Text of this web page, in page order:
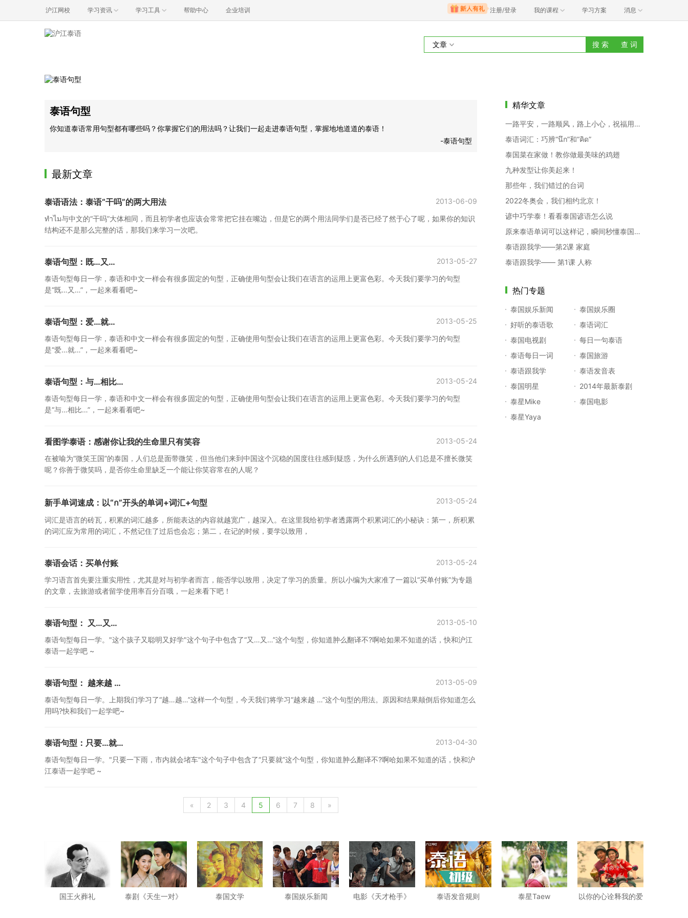
沪江网校 学习资讯 学习工具 帮助中心 企业培训 注册/登录 我的课程 学习方案 消息
文章 搜 索 查 词
泰语句型
你知道泰语常用句型都有哪些吗？你掌握它们的用法吗？让我们一起走进泰语句型，掌握地地道道的泰语！
-泰语句型
最新文章
泰语语法：泰语“干吗”的两大用法
ทำไม与中文的“干吗”大体相同，而且初学者也应该会常常把它挂在嘴边，但是它的两个用法同学们是否已经了然于心了呢，如果你的知识
结构还不是那么完整的话，那我们来学习一次吧。
2013-06-09
泰语句型：既…又…
泰语句型每日一学，泰语和中文一样会有很多固定的句型，正确使用句型会让我们在语言的运用上更富色彩。今天我们要学习的句型
是“既…又…”，一起来看看吧~
2013-05-27
泰语句型：爱…就…
泰语句型每日一学，泰语和中文一样会有很多固定的句型，正确使用句型会让我们在语言的运用上更富色彩。今天我们要学习的句型
是“爱…就…”，一起来看看吧~
2013-05-25
泰语句型：与…相比…
泰语句型每日一学，泰语和中文一样会有很多固定的句型，正确使用句型会让我们在语言的运用上更富色彩。今天我们要学习的句型
是“与…相比…”，一起来看看吧~
2013-05-24
看图学泰语：感谢你让我的生命里只有笑容
在被喻为“微笑王国”的泰国，人们总是面带微笑，但当他们来到中国这个沉稳的国度往往感到疑惑，为什么所遇到的人们总是不擅长微笑
呢？你善于微笑吗，是否你生命里缺乏一个能让你笑容常在的人呢？
2013-05-24
新手单词速成：以“ก”开头的单词+词汇+句型
词汇是语言的砖瓦，积累的词汇越多，所能表达的内容就越宽广，越深入。在这里我给初学者透露两个积累词汇的小秘诀：第一，所积累
的词汇应为常用的词汇，不然记住了过后也会忘；第二，在记的时候，要学以致用，
2013-05-24
泰语会话：买单付账
学习语言首先要注重实用性，尤其是对与初学者而言，能否学以致用，决定了学习的质量。所以小编为大家准了一篇以“买单付账”为专题
的文章，去旅游或者留学使用率百分百哦，一起来看下吧！
2013-05-24
泰语句型： 又…又…
泰语句型每日一学。"这个孩子又聪明又好学"这个句子中包含了“又…又…”这个句型，你知道肿么翻译不?啊哈如果不知道的话，快和沪江
泰语一起学吧 ~
2013-05-10
泰语句型： 越来越 …
泰语句型每日一学。上期我们学习了“越…越…”这样一个句型，今天我们将学习“越来越 …”这个句型的用法。原因和结果颠倒后你知道怎么
用吗?快和我们一起学吧~
2013-05-09
泰语句型：只要…就…
泰语句型每日一学。"只要一下雨，市内就会堵车"这个句子中包含了“只要就”这个句型，你知道肿么翻译不?啊哈如果不知道的话，快和沪
江泰语一起学吧 ~
2013-04-30
« 2 3 4 5 6 7 8 »
精华文章
一路平安，一路顺风，路上小心，祝福用语拽这儿
泰语词汇：巧辨“นึก”和“คิด”
泰国菜在家做！教你做最美味的鸡翅
九种发型让你美起来！
那些年，我们错过的台词
2022冬奥会，我们相约北京！
谚中巧学泰！看看泰国谚语怎么说
原来泰语单词可以这样记，瞬间秒懂泰国人懒的天性！
泰语跟我学——第2课 家庭
泰语跟我学—— 第1课 人称
热门专题
泰国娱乐新闻
泰国娱乐圈
好听的泰语歌
泰语词汇
泰国电视剧
每日一句泰语
泰语每日一词
泰国旅游
泰语跟我学
泰语发音表
泰国明星
2014年最新泰剧
泰星Mike
泰国电影
泰星Yaya
国王火葬礼 泰剧《天生一对》 泰国文学 泰国娱乐新闻 电影《天才枪手》 泰语发音规则 泰星Taew 以你的心诠释我的爱